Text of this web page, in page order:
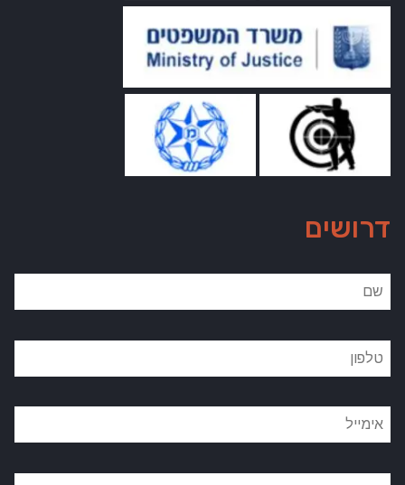
דרושים